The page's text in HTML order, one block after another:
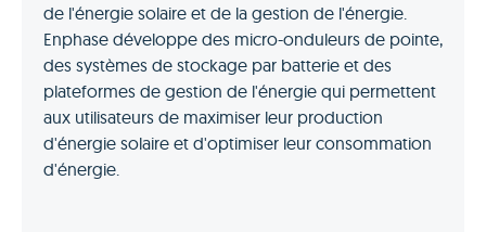
de l'énergie solaire et de la gestion de l'énergie.
Enphase développe des micro-onduleurs de pointe,
des systèmes de stockage par batterie et des
plateformes de gestion de l'énergie qui permettent
aux utilisateurs de maximiser leur production
d'énergie solaire et d'optimiser leur consommation
d'énergie.